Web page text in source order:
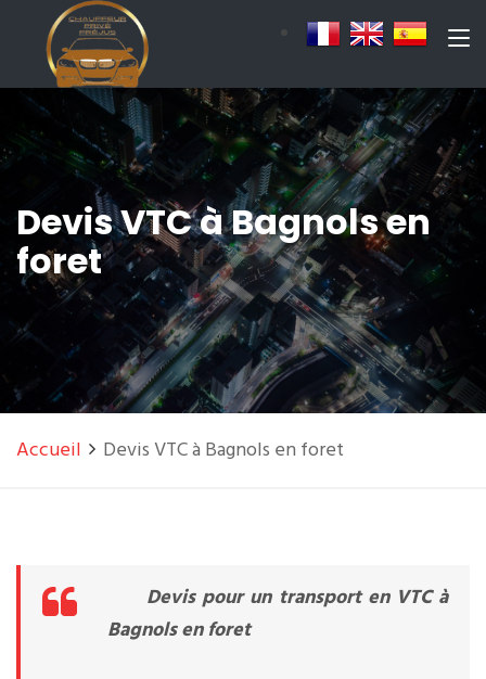
Devis VTC à Bagnols en
foret
Accueil Devis VTC à Bagnols en foret
Devis pour un transport en VTC à
Bagnols en foret